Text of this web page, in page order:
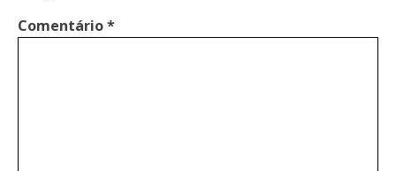
Comentário*